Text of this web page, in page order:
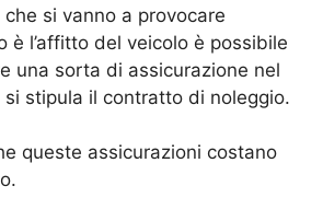
si vanno a provocare
è l’affitto del veicolo è possibile
una sorta di assicurazione nel
si stipula il contratto di noleggio.
queste assicurazioni costano